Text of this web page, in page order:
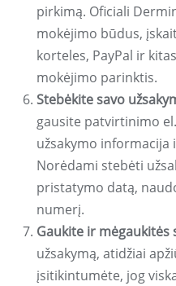
pirkimą. Oficiali
mokėjimo būdus,
korteles, PayPal ir
mokėjimo parinktis.
Stebėkite savo
gausite patvirtinimo
užsakymo
Norėdami stebėti
pristatymo datą,
numerį.
Gaukite ir mėgaukitės
užsakymą, atidžiai
įsitikintumėte, jog